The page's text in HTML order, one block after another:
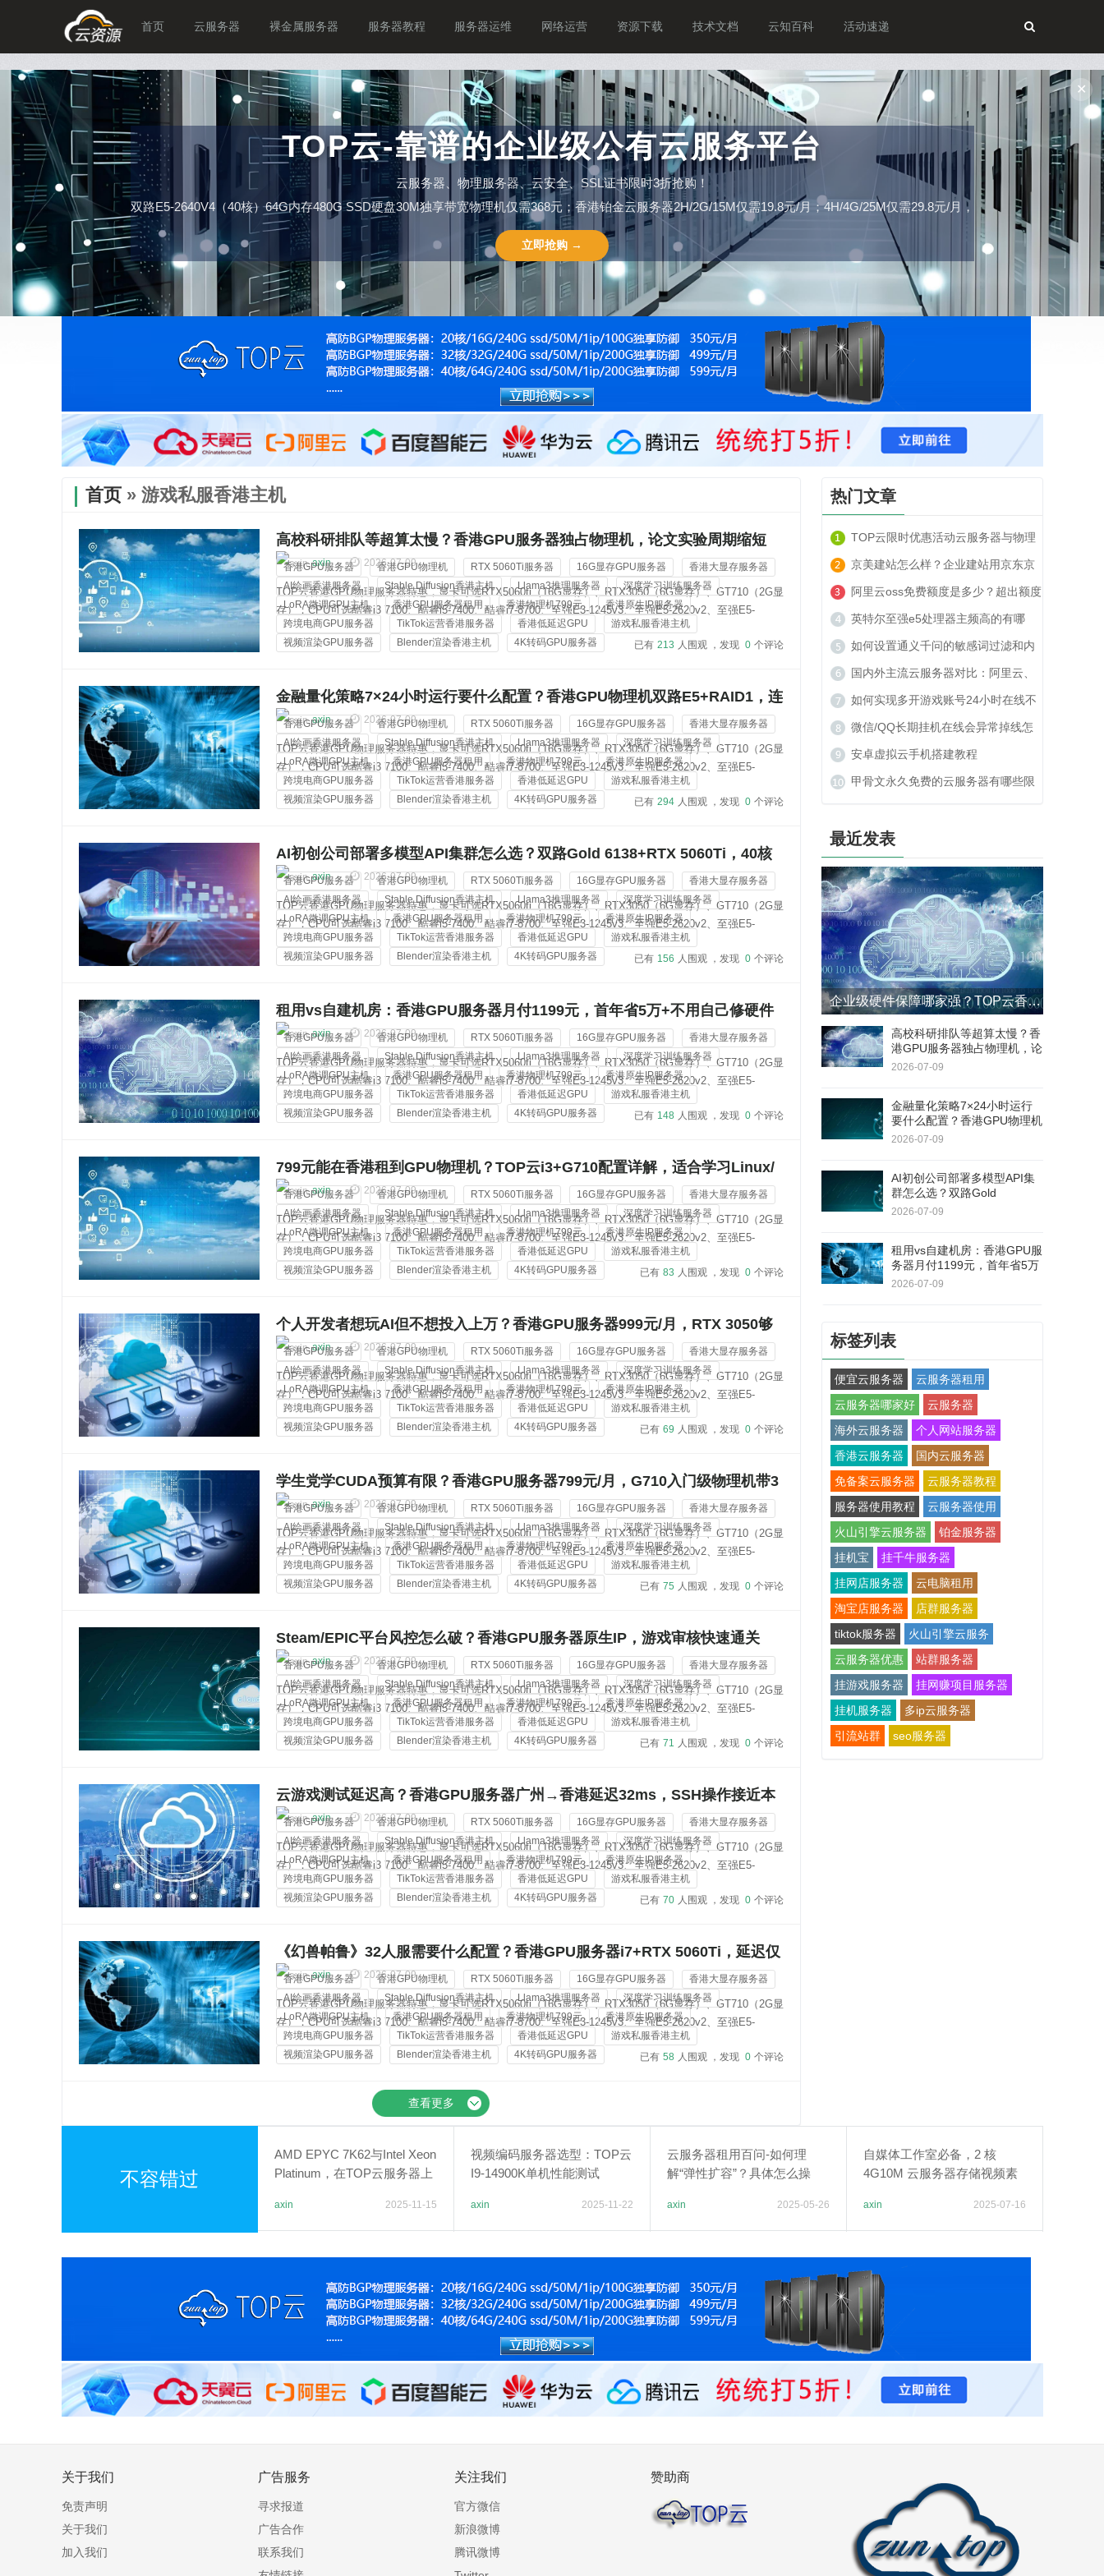
TOP云-靠谱的企业级公有云服务平台
云服务器、物理服务器、云安全、SSL证书限时3折抢购！
双路E5-2640V4（40核）64G内存480G SSD硬盘30M独享带宽物理机仅需368元；香港铂金云服务器2H/2G/15M仅需19.8元/月；4H/4G/25M仅需29.8元/月，
立即抢购 →
✕
首页 云服务器 裸金属服务器 服务器教程 服务器运维 网络运营 资源下载 技术文档 云知百科 活动速递
首页» 游戏私服香港主机
高校科研排队等超算太慢？香港GPU服务器独占物理机，论文实验周期缩短
60% axin 2026-07-09
TOP云香港GPU物理服务器特惠，显卡可选RTX5060ti（16G显存）、RTX3050（6G显存）、GT710（2G显
存）；CPU可选酷睿i3 7100、酷睿i5-7400、酷睿i7-8700、至强E3-1245v3、至强E5-2620v2、至强E5-
2670v2、双路金牌Gold 6138；内存从8G-128G可选，标配3-5个香港原生ip地址，价格低...
香港GPU服务器 香港GPU物理机 RTX 5060Ti服务器 16G显存GPU服务器
香港大显存服务器
AI绘画香港服务器
Stable Diffusion香港主机 Llama3推理服务器
深度学习训练服务器
LoRA微调GPU主机
香港GPU服务器租用 香港物理机799元
香港原生IP服务器
跨境电商GPU服务器
TikTok运营香港服务器 香港低延迟GPU
游戏私服香港主机
视频渲染GPU服务器
Blender渲染香港主机 4K转码GPU服务器 已有 213 人围观 ，发现 0 个评论
金融量化策略7×24小时运行要什么配置？香港GPU物理机双路E5+RAID1，连
续180天无停机
axin 2026-07-09
TOP云香港GPU物理服务器特惠，显卡可选RTX5060ti（16G显存）、RTX3050（6G显存）、GT710（2G显
存）；CPU可选酷睿i3 7100、酷睿i5-7400、酷睿i7-8700、至强E3-1245v3、至强E5-2620v2、至强E5-
2670v2、双路金牌Gold 6138；内存从8G-128G可选，标配3-5个香港原生ip地址，价格低...
香港GPU服务器 香港GPU物理机 RTX 5060Ti服务器 16G显存GPU服务器
香港大显存服务器
AI绘画香港服务器
Stable Diffusion香港主机 Llama3推理服务器
深度学习训练服务器
LoRA微调GPU主机
香港GPU服务器租用 香港物理机799元
香港原生IP服务器
跨境电商GPU服务器
TikTok运营香港服务器 香港低延迟GPU
游戏私服香港主机
视频渲染GPU服务器
Blender渲染香港主机 4K转码GPU服务器 已有 294 人围观 ，发现 0 个评论
AI初创公司部署多模型API集群怎么选？双路Gold 6138+RTX 5060Ti，40核
80线程axin 2026-07-09
TOP云香港GPU物理服务器特惠，显卡可选RTX5060ti（16G显存）、RTX3050（6G显存）、GT710（2G显
存）；CPU可选酷睿i3 7100、酷睿i5-7400、酷睿i7-8700、至强E3-1245v3、至强E5-2620v2、至强E5-
2670v2、双路金牌Gold 6138；内存从8G-128G可选，标配3-5个香港原生ip地址，价格低...
香港GPU服务器 香港GPU物理机 RTX 5060Ti服务器 16G显存GPU服务器
香港大显存服务器
AI绘画香港服务器
Stable Diffusion香港主机 Llama3推理服务器
深度学习训练服务器
LoRA微调GPU主机
香港GPU服务器租用 香港物理机799元
香港原生IP服务器
跨境电商GPU服务器
TikTok运营香港服务器 香港低延迟GPU
游戏私服香港主机
视频渲染GPU服务器
Blender渲染香港主机 4K转码GPU服务器 已有 156 人围观 ，发现 0 个评论
租用vs自建机房：香港GPU服务器月付1199元，首年省5万+不用自己修硬件
axin 2026-07-09
TOP云香港GPU物理服务器特惠，显卡可选RTX5060ti（16G显存）、RTX3050（6G显存）、GT710（2G显
存）；CPU可选酷睿i3 7100、酷睿i5-7400、酷睿i7-8700、至强E3-1245v3、至强E5-2620v2、至强E5-
2670v2、双路金牌Gold 6138；内存从8G-128G可选，标配3-5个香港原生ip地址，价格低...
香港GPU服务器 香港GPU物理机 RTX 5060Ti服务器 16G显存GPU服务器
香港大显存服务器
AI绘画香港服务器
Stable Diffusion香港主机 Llama3推理服务器
深度学习训练服务器
LoRA微调GPU主机
香港GPU服务器租用 香港物理机799元
香港原生IP服务器
跨境电商GPU服务器
TikTok运营香港服务器 香港低延迟GPU
游戏私服香港主机
视频渲染GPU服务器
Blender渲染香港主机 4K转码GPU服务器 已有 148 人围观 ，发现 0 个评论
799元能在香港租到GPU物理机？TOP云i3+G710配置详解，适合学习Linux/
轻量爬虫
axin 2026-07-09
TOP云香港GPU物理服务器特惠，显卡可选RTX5060ti（16G显存）、RTX3050（6G显存）、GT710（2G显
存）；CPU可选酷睿i3 7100、酷睿i5-7400、酷睿i7-8700、至强E3-1245v3、至强E5-2620v2、至强E5-
2670v2、双路金牌Gold 6138；内存从8G-128G可选，标配3-5个香港原生ip地址，价格低...
香港GPU服务器 香港GPU物理机 RTX 5060Ti服务器 16G显存GPU服务器
香港大显存服务器
AI绘画香港服务器
Stable Diffusion香港主机 Llama3推理服务器
深度学习训练服务器
LoRA微调GPU主机
香港GPU服务器租用 香港物理机799元
香港原生IP服务器
跨境电商GPU服务器
TikTok运营香港服务器 香港低延迟GPU
游戏私服香港主机
视频渲染GPU服务器
Blender渲染香港主机 4K转码GPU服务器 已有 83 人围观 ，发现 0 个评论
个人开发者想玩AI但不想投入上万？香港GPU服务器999元/月，RTX 3050够
跑YOLO和BERT
axin 2026-07-09
TOP云香港GPU物理服务器特惠，显卡可选RTX5060ti（16G显存）、RTX3050（6G显存）、GT710（2G显
存）；CPU可选酷睿i3 7100、酷睿i5-7400、酷睿i7-8700、至强E3-1245v3、至强E5-2620v2、至强E5-
2670v2、双路金牌Gold 6138；内存从8G-128G可选，标配3-5个香港原生ip地址，价格低...
香港GPU服务器 香港GPU物理机 RTX 5060Ti服务器 16G显存GPU服务器
香港大显存服务器
AI绘画香港服务器
Stable Diffusion香港主机 Llama3推理服务器
深度学习训练服务器
LoRA微调GPU主机
香港GPU服务器租用 香港物理机799元
香港原生IP服务器
跨境电商GPU服务器
TikTok运营香港服务器 香港低延迟GPU
游戏私服香港主机
视频渲染GPU服务器
Blender渲染香港主机 4K转码GPU服务器 已有 69 人围观 ，发现 0 个评论
学生党学CUDA预算有限？香港GPU服务器799元/月，G710入门级物理机带3
个原生IP
axin 2026-07-09
TOP云香港GPU物理服务器特惠，显卡可选RTX5060ti（16G显存）、RTX3050（6G显存）、GT710（2G显
存）；CPU可选酷睿i3 7100、酷睿i5-7400、酷睿i7-8700、至强E3-1245v3、至强E5-2620v2、至强E5-
2670v2、双路金牌Gold 6138；内存从8G-128G可选，标配3-5个香港原生ip地址，价格低...
香港GPU服务器 香港GPU物理机 RTX 5060Ti服务器 16G显存GPU服务器
香港大显存服务器
AI绘画香港服务器
Stable Diffusion香港主机 Llama3推理服务器
深度学习训练服务器
LoRA微调GPU主机
香港GPU服务器租用 香港物理机799元
香港原生IP服务器
跨境电商GPU服务器
TikTok运营香港服务器 香港低延迟GPU
游戏私服香港主机
视频渲染GPU服务器
Blender渲染香港主机 4K转码GPU服务器 已有 75 人围观 ，发现 0 个评论
Steam/EPIC平台风控怎么破？香港GPU服务器原生IP，游戏审核快速通关
axin 2026-07-09
TOP云香港GPU物理服务器特惠，显卡可选RTX5060ti（16G显存）、RTX3050（6G显存）、GT710（2G显
存）；CPU可选酷睿i3 7100、酷睿i5-7400、酷睿i7-8700、至强E3-1245v3、至强E5-2620v2、至强E5-
2670v2、双路金牌Gold 6138；内存从8G-128G可选，标配3-5个香港原生ip地址，价格低...
香港GPU服务器 香港GPU物理机 RTX 5060Ti服务器 16G显存GPU服务器
香港大显存服务器
AI绘画香港服务器
Stable Diffusion香港主机 Llama3推理服务器
深度学习训练服务器
LoRA微调GPU主机
香港GPU服务器租用 香港物理机799元
香港原生IP服务器
跨境电商GPU服务器
TikTok运营香港服务器 香港低延迟GPU
游戏私服香港主机
视频渲染GPU服务器
Blender渲染香港主机 4K转码GPU服务器 已有 71 人围观 ，发现 0 个评论
云游戏测试延迟高？香港GPU服务器广州→香港延迟32ms，SSH操作接近本
地体验axin 2026-07-09
TOP云香港GPU物理服务器特惠，显卡可选RTX5060ti（16G显存）、RTX3050（6G显存）、GT710（2G显
存）；CPU可选酷睿i3 7100、酷睿i5-7400、酷睿i7-8700、至强E3-1245v3、至强E5-2620v2、至强E5-
2670v2、双路金牌Gold 6138；内存从8G-128G可选，标配3-5个香港原生ip地址，价格低...
香港GPU服务器 香港GPU物理机 RTX 5060Ti服务器 16G显存GPU服务器
香港大显存服务器
AI绘画香港服务器
Stable Diffusion香港主机 Llama3推理服务器
深度学习训练服务器
LoRA微调GPU主机
香港GPU服务器租用 香港物理机799元
香港原生IP服务器
跨境电商GPU服务器
TikTok运营香港服务器 香港低延迟GPU
游戏私服香港主机
视频渲染GPU服务器
Blender渲染香港主机 4K转码GPU服务器 已有 70 人围观 ，发现 0 个评论
《幻兽帕鲁》32人服需要什么配置？香港GPU服务器i7+RTX 5060Ti，延迟仅
45msaxin 2026-07-09
TOP云香港GPU物理服务器特惠，显卡可选RTX5060ti（16G显存）、RTX3050（6G显存）、GT710（2G显
存）；CPU可选酷睿i3 7100、酷睿i5-7400、酷睿i7-8700、至强E3-1245v3、至强E5-2620v2、至强E5-
2670v2、双路金牌Gold 6138；内存从8G-128G可选，标配3-5个香港原生ip地址，价格低...
香港GPU服务器 香港GPU物理机 RTX 5060Ti服务器 16G显存GPU服务器
香港大显存服务器
AI绘画香港服务器
Stable Diffusion香港主机 Llama3推理服务器
深度学习训练服务器
LoRA微调GPU主机
香港GPU服务器租用 香港物理机799元
香港原生IP服务器
跨境电商GPU服务器
TikTok运营香港服务器 香港低延迟GPU
游戏私服香港主机
视频渲染GPU服务器
Blender渲染香港主机 4K转码GPU服务器 已有 58 人围观 ，发现 0 个评论
查看更多
热门文章
TOP云限时优惠活动云服务器与物理
服务器套餐租用推荐
京美建站怎么样？企业建站用京东京
美建站可以吗？
阿里云oss免费额度是多少？超出额度
收费贵吗？
英特尔至强e5处理器主频高的有哪
些？
如何设置通义千问的敏感词过滤和内
容安全策略？
国内外主流云服务器对比：阿里云、
腾讯云、TOP云如何选？
如何实现多开游戏账号24小时在线不
被封号？
微信/QQ长期挂机在线会异常掉线怎
么办？
安卓虚拟云手机搭建教程
甲骨文永久免费的云服务器有哪些限
最近发表
企业级硬件保障哪家强？TOP云香港GPU服务器4小时响应+8小时更换SLA
高校科研排队等超算太慢？香
港GPU服务器独占物理机，论
文实验周期缩短60%
2026-07-09
金融量化策略7×24小时运行
要什么配置？香港GPU物理机
双路E5+RAID1，连续180天
2026-07-09
AI初创公司部署多模型API集
群怎么选？双路Gold
6138+RTX 5060Ti，40核80
2026-07-09
租用vs自建机房：香港GPU服
务器月付1199元，首年省5万
+不用自己修硬件
2026-07-09
标签列表
便宜云服务器
云服务器租用
云服务器哪家好
云服务器
海外云服务器
个人网站服务器
香港云服务器
国内云服务器
免备案云服务器
云服务器教程
服务器使用教程
云服务器使用
火山引擎云服务器
铂金服务器
挂机宝
挂千牛服务器
挂网店服务器
云电脑租用
淘宝店服务器
店群服务器
tiktok服务器
火山引擎云服务
云服务器优惠
站群服务器
挂游戏服务器
挂网赚项目服务器
挂机服务器
多ip云服务器
引流站群
seo服务器
不容错过
AMD EPYC 7K62与Intel Xeon
Platinum，在TOP云服务器上
axin 2025-11-15
视频编码服务器选型：TOP云
I9-14900K单机性能测试
axin 2025-11-22
云服务器租用百问-如何理
解“弹性扩容”？具体怎么操
axin 2025-05-26
自媒体工作室必备，2 核
4G10M 云服务器存储视频素
axin 2025-07-16
关于我们
免责声明
关于我们
加入我们
广告服务
寻求报道
广告合作
联系我们
关注我们
官方微信
新浪微博
腾讯微博
赞助商